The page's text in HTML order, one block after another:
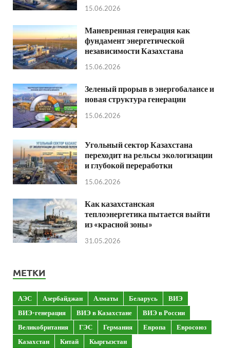
15.06.2026
Маневренная генерация как
фундамент энергетической
независимости Казахстана
15.06.2026
Зеленый прорыв в энергобалансе и
новая структура генерации
15.06.2026
Угольный сектор Казахстана
переходит на рельсы экологизации
и глубокой переработки
15.06.2026
Как казахстанская
теплоэнергетика пытается выйти
из «красной зоны»
31.05.2026
МЕТКИ
АЭС Азербайджан Алматы Беларусь
ВИЭ
ВИЭ-генерация
ВИЭ в Казахстане
ВИЭ в России
Великобритания
ГЭС Германия Европа
Евросоюз
Казахстан
Китай
Кыргызстан